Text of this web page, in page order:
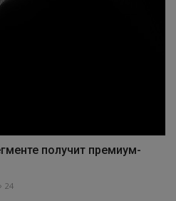
получит премиум-
24